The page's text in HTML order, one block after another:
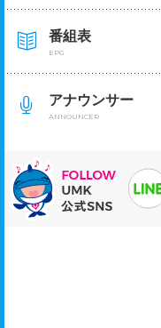
番組表
EPG
アナウンサー
ANNOUNCER